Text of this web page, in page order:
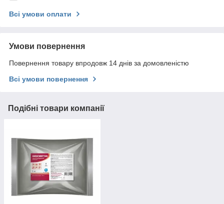
Всі умови оплати
Умови повернення
Повернення товару впродовж 14 днів за домовленістю
Всі умови повернення
Подібні товари компанії